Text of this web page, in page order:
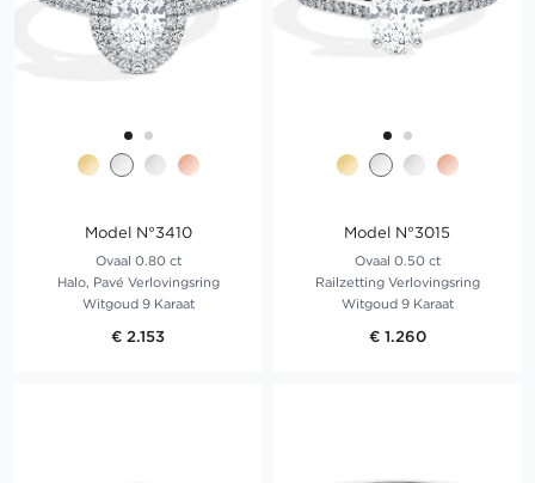
Model N°3410
Ovaal 0.80 ct
Halo, Pavé Verlovingsring
Witgoud 9 Karaat
€ 2.153
Model N°3015
Ovaal 0.50 ct
Railzetting Verlovingsring
Witgoud 9 Karaat
€ 1.260